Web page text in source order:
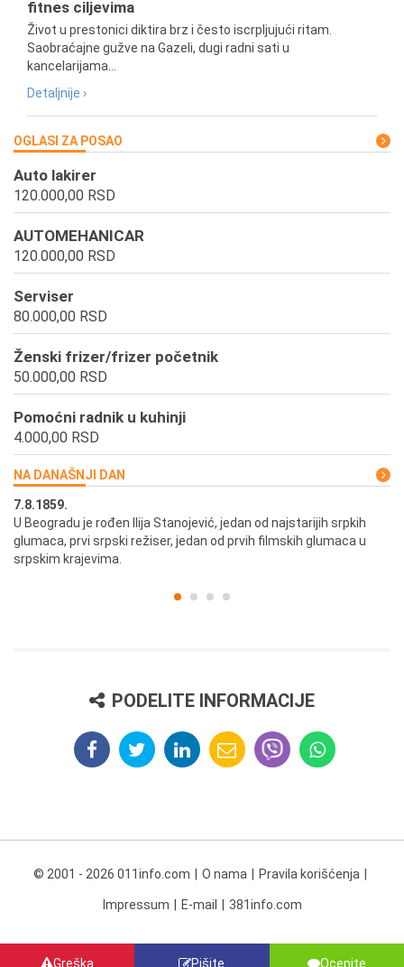
fitnes ciljevima
Život u prestonici diktira brz i često iscrpljujući ritam.
Saobraćajne gužve na Gazeli, dugi radni sati u
kancelarijama...
Detaljnije ›
OGLASI ZA POSAO
Auto lakirer
120.000,00 RSD
AUTOMEHANICAR
120.000,00 RSD
Serviser
80.000,00 RSD
Ženski frizer/frizer početnik
50.000,00 RSD
Pomoćni radnik u kuhinji
4.000,00 RSD
NA DANAŠNJI DAN
7.8.1859.
U Beogradu je rođen Ilija Stanojević, jedan od najstarijih srpkih
glumaca, prvi srpski režiser, jedan od prvih filmskih glumaca u
srpskim krajevima.
PODELITE INFORMACIJE
Greška Pišite Ocenite
© 2001 - 2026 011info.com O nama Pravila korišćenja
Impressum E-mail 381info.com